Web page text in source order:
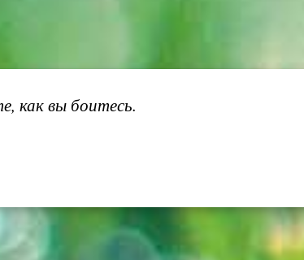
как вы боитесь.